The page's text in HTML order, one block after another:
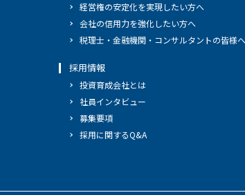
経営権の安定化を実現したい方へ
会社の信用力を強化したい方へ
税理士・金融機関・コンサルタントの皆様へ
採用情報
投資育成会社とは
社員インタビュー
募集要項
採用に関するQ&A